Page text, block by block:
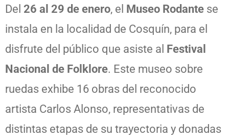
Del 26 al 29 de enero, el Museo Rodante se
instala en la localidad de Cosquín, para el
disfrute del público que asiste al Festival
Nacional de Folklore. Este museo sobre
ruedas exhibe 16 obras del reconocido
artista Carlos Alonso, representativas de
distintas etapas de su trayectoria y donadas